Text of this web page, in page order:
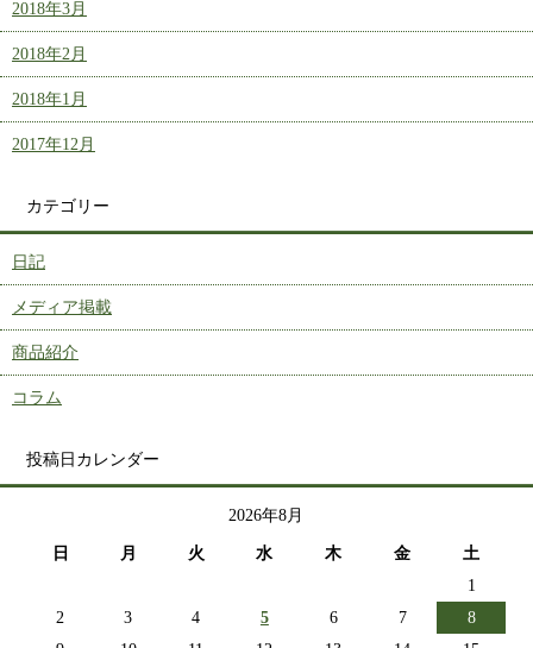
2018年3月
2018年2月
2018年1月
2017年12月
カテゴリー
日記
メディア掲載
商品紹介
コラム
投稿日カレンダー
2026年8月
日 月 火 水 木 金
土
1
2
3 4 5 6 7
8